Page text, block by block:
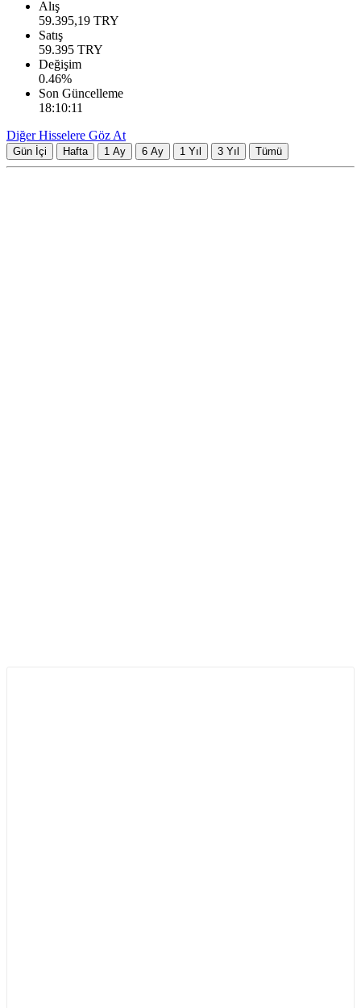
Alış
59.395,19 TRY
Satış
59.395 TRY
Değişim
0.46%
Son Güncelleme
18:10:11
Diğer Hisselere Göz At
Gün İçi Hafta 1 Ay 6 Ay 1 Yıl 3 Yıl Tümü